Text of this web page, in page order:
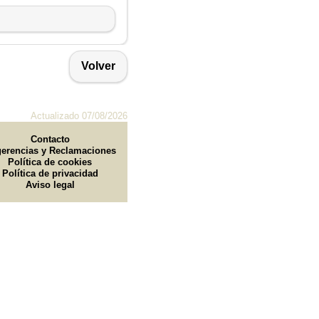
Volver
Actualizado 07/08/2026
Contacto
y Reclamaciones
Política de cookies
Política de privacidad
Aviso legal